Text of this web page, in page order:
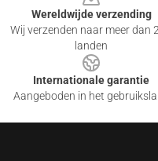
Wereldwijde verzending
Wij verzenden naar meer dan
landen
Internationale garantie
Aangeboden in het